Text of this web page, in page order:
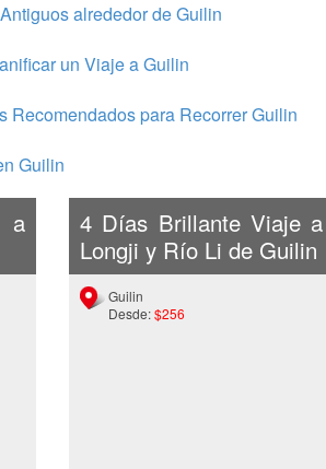
alrededor de Guilin
un Viaje a Guilin
Recomendados para Recorrer Guilin
Guilin
a
4 Días Brillante Viaje a
Longji y Río Li de Guilin
Guilin
Desde:$256